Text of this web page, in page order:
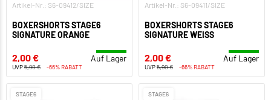
Artikel-Nr.: S6-09412/SIZE
BOXERSHORTS STAGE6
SIGNATURE ORANGE
2,00 € Auf Lager
UVP5,90 € -66% RABATT
Artikel-Nr.: S6-09411/SIZE
BOXERSHORTS STAGE6
SIGNATURE WEISS
2,00 € Auf Lager
UVP5,90 € -66% RABATT
STAGE6 STAGE6